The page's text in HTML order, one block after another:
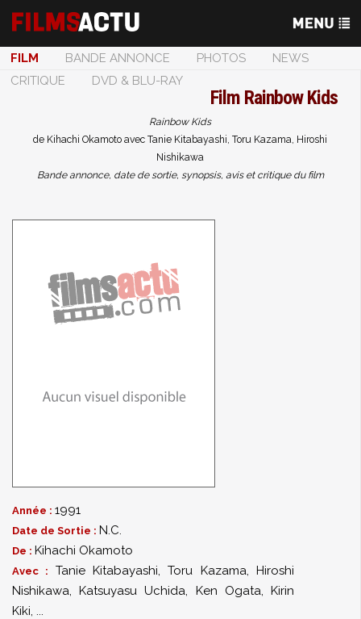
FILM BANDE ANNONCE PHOTOS
NEWS
CRITIQUE
DVD & BLU-RAY
Film Rainbow Kids
Rainbow Kids
de Kihachi Okamoto avec Tanie Kitabayashi, Toru Kazama, Hiroshi
Nishikawa
Bande annonce, date de sortie, synopsis, avis et critique du film
Année : 1991
Date de Sortie : N.C.
De : Kihachi Okamoto
Avec : Tanie Kitabayashi,Toru Kazama,Hiroshi
Nishikawa,Katsuyasu Uchida, Ken Ogata,Kirin
Kiki, ...